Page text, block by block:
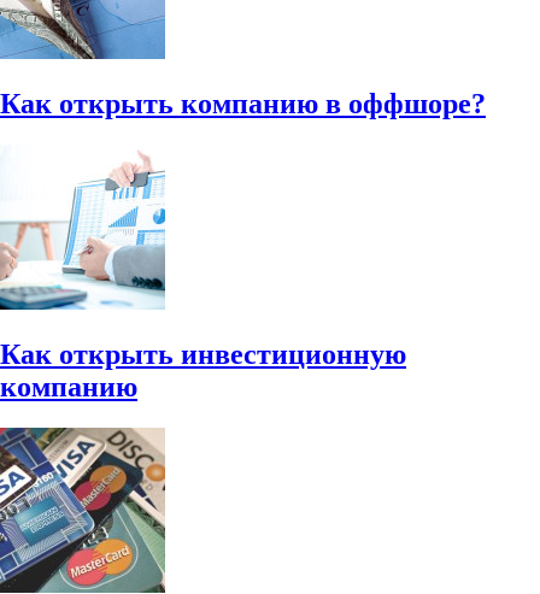
Как открыть компанию в оффшоре?
Как открыть инвестиционную
компанию